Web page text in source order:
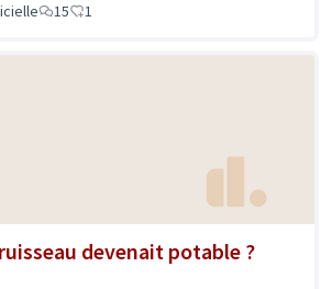
15 1
devenait potable ?